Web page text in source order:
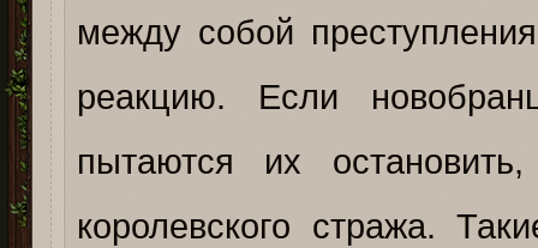
между собой
реакцию. Если
пытаются их
королевского стража.